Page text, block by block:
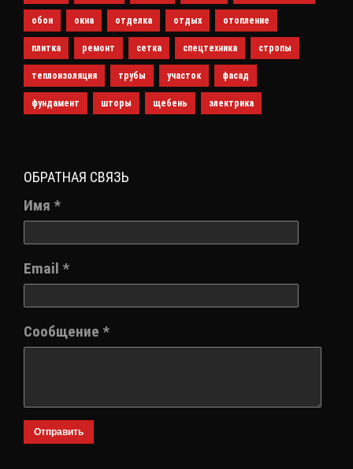
обои окна отделка отдых отопление
плитка ремонт сетка спецтехника стропы
теплоизоляция трубы участок фасад
фундамент шторы щебень электрика
ОБРАТНАЯ СВЯЗЬ
Имя *
Email *
Сообщение *
Отправить